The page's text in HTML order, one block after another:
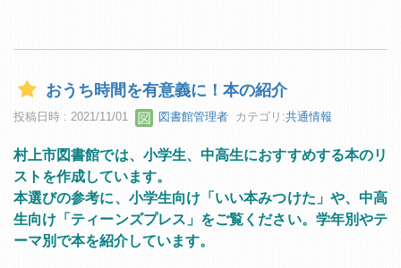
おうち時間を有意義に！本の紹介
投稿日時 : 2021/11/01 図書館管理者 カテゴリ:共通情報
村上市図書館では、小学生、中高生におすすめする本のリ
ストを作成しています。
本選びの参考に、小学生向け「いい本みつけた」や、中高
生向け「ティーンズプレス」をご覧ください。学年別やテ
ーマ別で本を紹介しています。